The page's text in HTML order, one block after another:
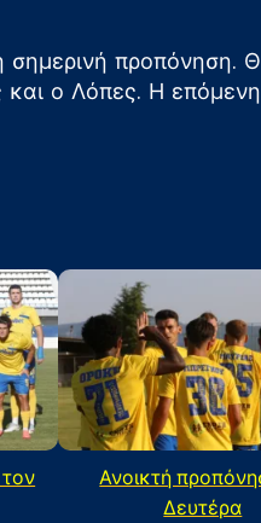
σημερινή
ο Λόπες. Η
Ανοικτή
Δευτέρα